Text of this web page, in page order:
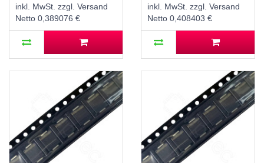
inkl. MwSt. zzgl. Versand
Netto 0,389076 €
inkl. MwSt. zzgl. Versand
Netto 0,408403 €